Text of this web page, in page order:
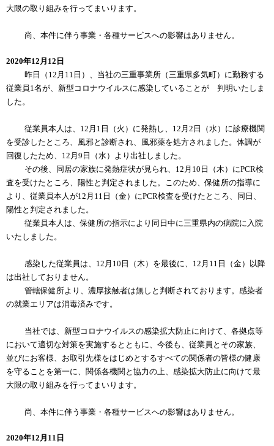
大限の取り組みを行ってまいります。
尚、本件に伴う事業・各種サービスへの影響はありません。
2020年12月12日
昨日（12月11日）、当社の三重事業所（三重県多気町）に勤務する
従業員1名が、新型コロナウイルスに感染していることが 判明いたしま
した。
従業員本人は、12月1日（火）に発熱し、12月2日（水）に診療機関
を受診したところ、風邪と診断され、風邪薬を処方されました。体調が
回復したため、12月9日（水）より出社しました。
その後、同居の家族に発熱症状が見られ、12月10日（木）にPCR検
査を受けたところ、陽性と判定されました。このため、保健所の指導に
より、従業員本人が12月11日（金）にPCR検査を受けたところ、同日、
陽性と判定されました。
従業員本人は、保健所の指示により同日中に三重県内の病院に入院
いたしました。
感染した従業員は、12月10日（木）を最後に、12月11日（金）以降
は出社しておりません。
管轄保健所より、濃厚接触者は無しと判断されております。感染者
の就業エリアは消毒済みです。
当社では、新型コロナウイルスの感染拡大防止に向けて、各拠点等
において適切な対策を実施するとともに、今後も、従業員とその家族、
並びにお客様、お取引先様をはじめとするすべての関係者の皆様の健康
を守ることを第一に、関係各機関と協力の上、感染拡大防止に向けて最
大限の取り組みを行ってまいります。
尚、本件に伴う事業・各種サービスへの影響はありません。
2020年12月11日